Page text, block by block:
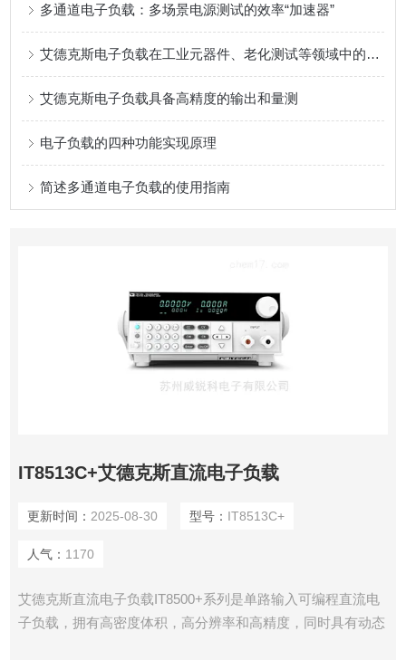
多通道电子负载：多场景电源测试的效率“加速器”
艾德克斯电子负载在工业元器件、老化测试等领域中的用途
艾德克斯电子负载具备高精度的输出和量测
电子负载的四种功能实现原理
简述多通道电子负载的使用指南
IT8513C+艾德克斯直流电子负载
更新时间： 2025-08-30 型号： IT8513C+
人气： 1170
艾德克斯直流电子负载IT8500+系列是单路输入可编程直流电
子负载，拥有高密度体积，高分辨率和高精度，同时具有动态